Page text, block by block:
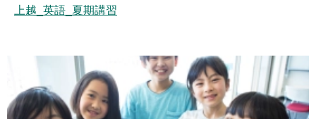
上越_英語_夏期講習